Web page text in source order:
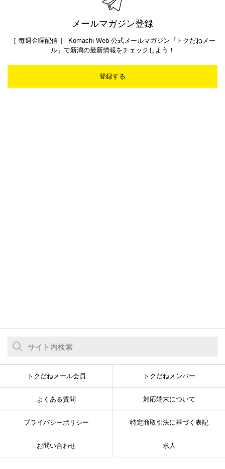
メールマガジン登録
［ 毎週金曜配信 ］ Komachi Web 公式メールマガジン『トクだねメー
ル』で新潟の最新情報をチェックしよう！
登録する
トクだねメール会員 トクだねメンバー
よくある質問 対応端末について
プライバシーポリシー 特定商取引法に基づく表記
お問い合わせ 求人